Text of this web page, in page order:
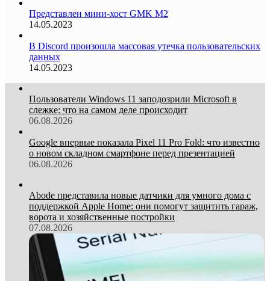
Представлен мини-хост GMK M2
14.05.2023
В Discord произошла массовая утечка пользовательских
данных
14.05.2023
Пользователи Windows 11 заподозрили Microsoft в
слежке: что на самом деле происходит
06.08.2026
Google впервые показала Pixel 11 Pro Fold: что известно
о новом складном смартфоне перед презентацией
06.08.2026
Abode представила новые датчики для умного дома с
поддержкой Apple Home: они помогут защитить гараж,
ворота и хозяйственные постройки
07.08.2026